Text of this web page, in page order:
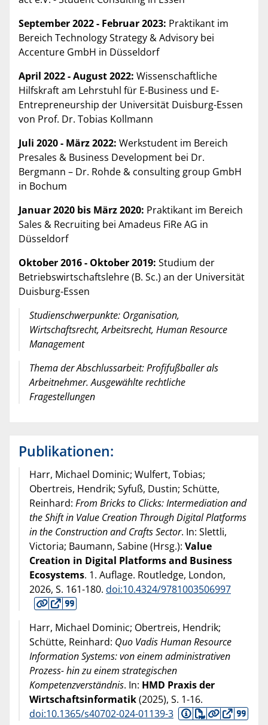
September 2022 - Februar 2023: Praktikant im
Bereich Technology Strategy & Advisory bei
Accenture GmbH in Düsseldorf
April 2022 - August 2022: Wissenschaftliche
Hilfskraft am Lehrstuhl für E-Business und E-
Entrepreneurship der Universität Duisburg-Essen
von Prof. Dr. Tobias Kollmann
Juli 2020 - März 2022: Werkstudent im Bereich
Presales & Business Development bei Dr.
Bergmann – Dr. Rohde & consulting group GmbH
in Bochum
Januar 2020 bis März 2020: Praktikant im Bereich
Sales & Recruiting bei Amadeus FiRe AG in
Düsseldorf
Oktober 2016 - Oktober 2019: Studium der
Betriebswirtschaftslehre (B. Sc.) an der Universität
Duisburg-Essen
Studienschwerpunkte: Organisation,
Wirtschaftsrecht, Arbeitsrecht, Human Resource
Management
Thema der Abschlussarbeit: Profifußballer als
Arbeitnehmer. Ausgewählte rechtliche
Fragestellungen
Publikationen:
Harr, Michael Dominic; Wulfert, Tobias;
Obertreis, Hendrik; Syfuß, Dustin; Schütte,
Reinhard: From Bricks to Clicks: Intermediation and
the Shift in Value Creation Through Digital Platforms
in the Construction and Crafts Sector. In: Slettli,
Victoria; Baumann, Sabine (Hrsg.): Value
Creation in Digital Platforms and Business
Ecosystems. 1. Auflage. Routledge, London,
2026, S. 161-180. doi:10.4324/9781003506997
Harr, Michael Dominic; Obertreis, Hendrik;
Schütte, Reinhard: Quo Vadis Human Resource
Information Systems: von einem administrativen
Prozess- hin zu einem strategischen
Kompetenzverständnis. In: HMD Praxis der
Wirtschaftsinformatik(2025), S. 1-16.
doi:10.1365/s40702-024-01139-3